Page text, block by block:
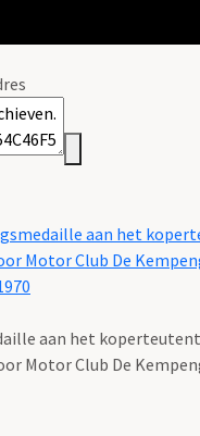
aan het
Motor Club De